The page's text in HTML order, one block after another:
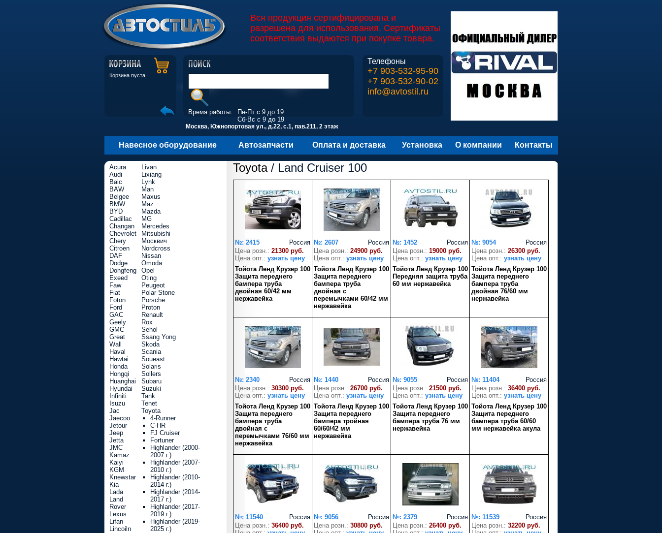
Вся продукция сертифицирована и
разрешена для использования. Сертификаты
соответствия выдаются при покупке товара.
Корзина пуста
Телефоны
+7 903-532-95-90
+7 903-532-90-02
info@avtostil.ru
Время работы:
Пн-Пт с 9 до 19
Сб-Вс с 9 до 19
Москва, Южнопортовая ул., д.22, с.1, пав.211, 2 этаж
Навесное оборудование Автозапчасти Оплата и доставка Установка О компании Контакты
Toyota/ Land Cruiser 100
Россия
№: 2415
Цена розн.: 21300 руб.
Цена опт.: узнать цену
Тойота Ленд Крузер 100
Защита переднего
бампера труба
двойная 60/42 мм
нержавейка
Россия
№: 2607
Цена розн.: 24900 руб.
Цена опт.: узнать цену
Тойота Ленд Крузер 100
Защита переднего
бампера труба
двойная с
перемычками 60/42 мм
нержавейка
Россия
№: 1452
Цена розн.: 19000 руб.
Цена опт.: узнать цену
Тойота Ленд Крузер 100
Передняя защита труба
60 мм нержавейка
Россия
№: 9054
Цена розн.: 26300 руб.
Цена опт.: узнать цену
Тойота Ленд Крузер 100
Защита переднего
бампера труба
двойная 76/60 мм
нержавейка
Россия
№: 2340
Цена розн.: 30300 руб.
Цена опт.: узнать цену
Тойота Ленд Крузер 100
Защита переднего
бампера труба
двойная с
перемычками 76/60 мм
нержавейка
Россия
№: 1440
Цена розн.: 26700 руб.
Цена опт.: узнать цену
Тойота Ленд Крузер 100
Защита переднего
бампера тройная
60/60/42 мм
нержавейка
Россия
№: 9055
Цена розн.: 21500 руб.
Цена опт.: узнать цену
Тойота Ленд Крузер 100
Защита переднего
бампера труба 76 мм
нержавейка
Россия
№: 11404
Цена розн.: 36400 руб.
Цена опт.: узнать цену
Тойота Ленд Крузер 100
Защита переднего
бампера труба 60/60
мм нержавейка акула
Россия
№: 11540
Цена розн.: 36400 руб.
Россия
№: 9056
Цена розн.: 30800 руб.
Россия
№: 2379
Цена розн.: 26400 руб.
Россия
№: 11539
Цена розн.: 32200 руб.
Acura
Audi
Baic
BAW
Belgee
BMW
BYD
Cadillac
Changan
Chevrolet
Chery
Citroen
DAF
Dodge
Dongfeng
Exeed
Faw
Fiat
Foton
Ford
GAC
Geely
GMC
Great
Wall
Haval
Hawtai
Honda
Hongqi
Huanghai
Hyundai
Infiniti
Isuzu
Jac
Jaecoo
Jetour
Jeep
Jetta
JMC
Kamaz
Kaiyi
KGM
Knewstar
Kia
Lada
Land
Rover
Lexus
Lifan
Lincoiln
Livan
Lixiang
Lynk
Man
Maxus
Maz
Mazda
MG
Mercedes
Mitsubishi
Москвич
Nordcross
Nissan
Omoda
Opel
Oting
Peugeot
Polar Stone
Porsche
Proton
Renault
Rox
Sehol
Ssang Yong
Skoda
Scania
Soueast
Solaris
Sollers
Subaru
Suzuki
Tank
Tenet
Toyota
4-Runner
C-HR
FJ Cruiser
Fortuner
Highlander (2000-
2007 г.)
Highlander (2007-
2010 г.)
Highlander (2010-
2014 г.)
Highlander (2014-
2017 г.)
Highlander (2017-
2019 г.)
Highlander (2019-
2025 г.)